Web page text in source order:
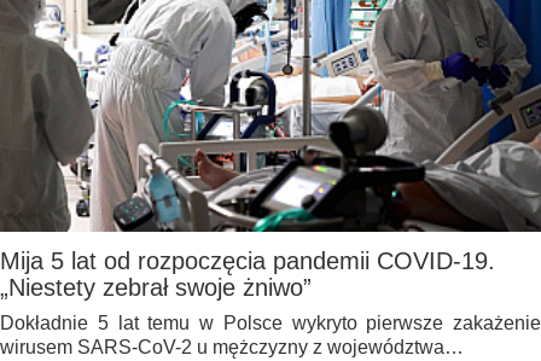
Mija 5 lat od rozpoczęcia pandemii COVID-19.
„Niestety zebrał swoje żniwo”
Dokładnie 5 lat temu w Polsce wykryto pierwsze zakażenie
wirusem SARS-CoV-2 u mężczyzny z województwa…